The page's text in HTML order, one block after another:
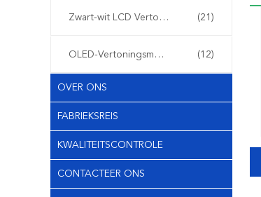
Zwart-wit LCD Vertoning (21)
OLED-Vertoningsmodule (12)
OVER ONS
FABRIEKSREIS
KWALITEITSCONTROLE
CONTACTEER ONS